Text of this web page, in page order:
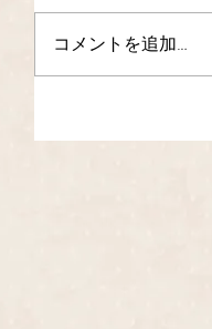
コメントを追加…